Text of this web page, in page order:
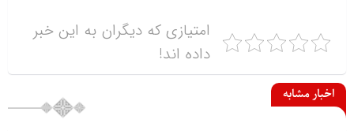
امتیازی که دیگران به این خبر
داده اند!
اخبار مشابه